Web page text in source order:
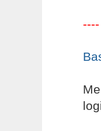
----